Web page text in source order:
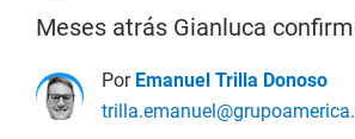
Meses atrás Gianluca
Por Emanuel Trilla Donoso